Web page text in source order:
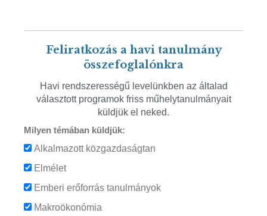
Feliratkozás a havi tanulmány
összefoglalónkra
Havi rendszerességű levelünkben az általad
választott programok friss műhelytanulmányait
küldjük el neked.
Milyen témában küldjük:
Alkalmazott közgazdaságtan
Elmélet
Emberi erőforrás tanulmányok
Makroökonómia